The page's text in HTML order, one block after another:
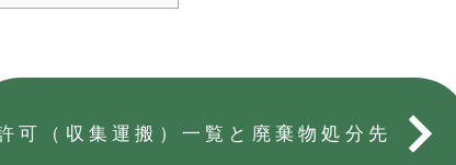
可（収集運搬）一覧と廃棄物処分先